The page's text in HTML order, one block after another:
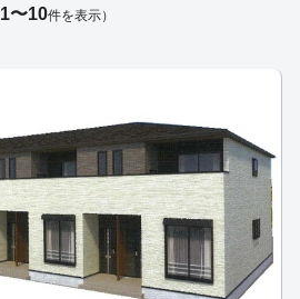
1〜10件を表示）